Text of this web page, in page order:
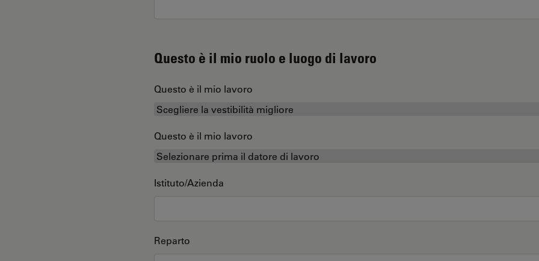
Questo è il mio ruolo e luogo di lavoro
Questo è il mio lavoro
Questo è il mio lavoro
Istituto/Azienda
Reparto